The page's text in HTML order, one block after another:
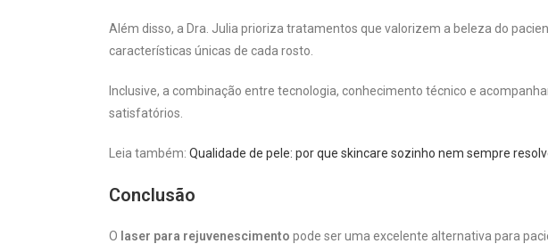
Além disso, a Dra. Julia prioriza tratamentos que valorizem a beleza do
características únicas de cada rosto.
Inclusive, a combinação entre tecnologia, conhecimento técnico e
satisfatórios.
Leia também: Qualidade de pele: por que skincare sozinho nem sempre
Conclusão
O laser para rejuvenescimento pode ser uma excelente alternativa para